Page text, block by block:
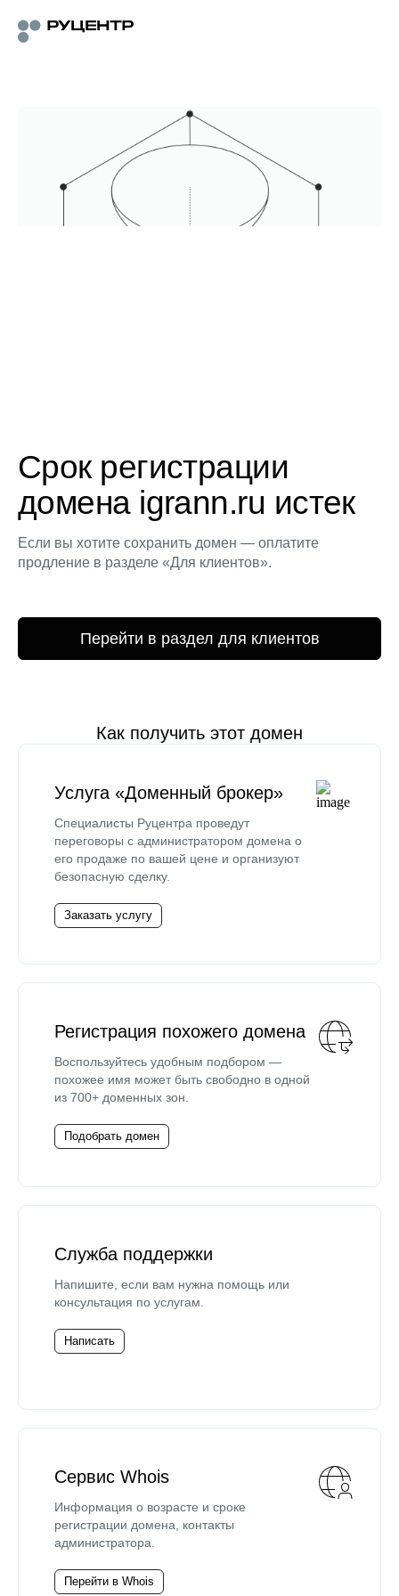
Срок регистрации
домена igrann.ru истек
Если вы хотите сохранить домен — оплатите
продление в разделе «Для клиентов».
Перейти в раздел для клиентов
Как получить этот домен
Услуга «Доменный брокер»
Специалисты Руцентра проведут
переговоры с администратором домена о
его продаже по вашей цене и организуют
безопасную сделку.
Заказать услугу
Регистрация похожего домена
Воспользуйтесь удобным подбором —
похожее имя может быть свободно в одной
из 700+ доменных зон.
Подобрать домен
Служба поддержки
Напишите, если вам нужна помощь или
консультация по услугам.
Написать
Сервис Whois
Информация о возрасте и сроке
регистрации домена, контакты
администратора.
Перейти в Whois